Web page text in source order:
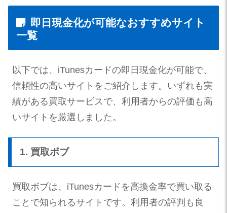
即日現金化が可能なおすすめサイト
一覧
以下では、iTunesカードの即日現金化が可能で、
信頼性の高いサイトをご紹介します。いずれも実
績がある買取サービスで、利用者からの評価も高
いサイトを厳選しました。
1. 買取ボブ
買取ボブは、iTunesカードを高換金率で買い取る
ことで知られるサイトです。利用者の評判も良